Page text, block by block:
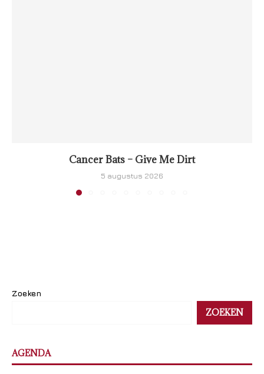
Cancer Bats – Give Me Dirt
5 augustus 2026
Zoeken
ZOEKEN
AGENDA